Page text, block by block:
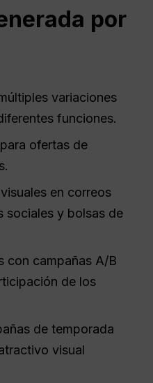
por
variaciones
funciones.
ofertas de
en correos
sociales y bolsas de
con campañas A/B
de los
de temporada
visual